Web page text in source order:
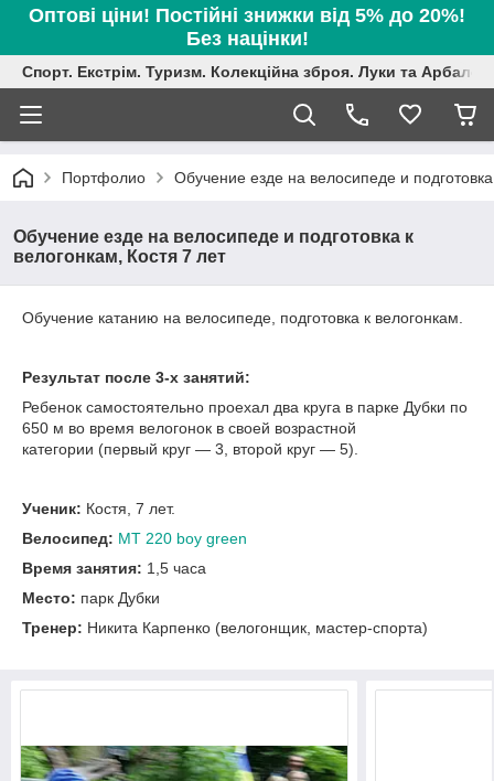
Оптові ціни! Постійні знижки від 5% до 20%!
Без націнки!
Спорт. Екстрім. Туризм. Колекційна зброя. Луки та
Портфолио Обучение езде на велосипеде и
Обучение езде на велосипеде и подготовка к
велогонкам, Костя 7 лет
Обучение катанию на велосипеде, подготовка к велогонкам.
Результат после 3-х занятий:
Ребенок самостоятельно проехал два круга в парке Дубки по
650 м во время велогонок в своей возрастной
категории (первый круг ― 3, второй круг ― 5).
Ученик: Костя, 7 лет.
Велосипед: MT 220 boy green
Время занятия: 1,5 часа
Место: парк Дубки
Тренер: Никита Карпенко (велогонщик, мастер-спорта)